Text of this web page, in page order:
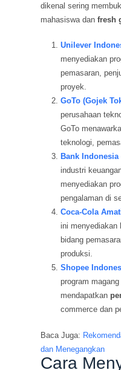
dikenal sering
mahasiswa danfresh
Unilever
menyediakan
pemasaran,
proyek.
GoTo (Gojek
perusahaan
GoTo
teknologi,
Bank Indonesia
industri
menyediakan
pengalaman di
Coca-Cola
ini menyediakan
bidang
produksi.
Shopee
program
mendapatkan
commerce dan
Baca Juga:
dan Menegangkan
Cara